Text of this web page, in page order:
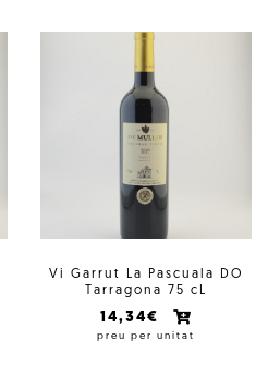
Vi Garrut La Pascuala DO
Tarragona 75 cL
14,34€
preu per unitat